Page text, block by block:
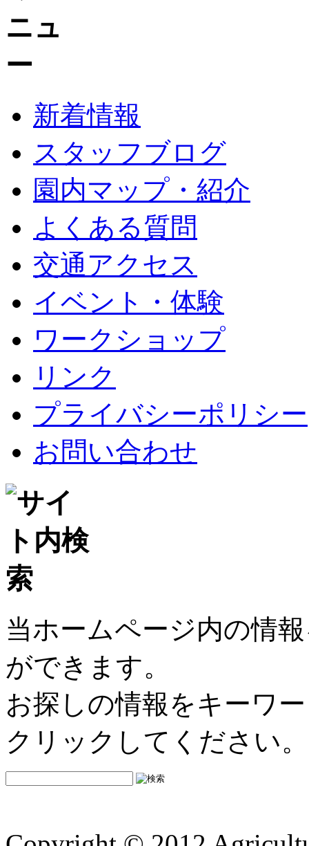
新着情報
スタッフブログ
園内マップ・紹介
よくある質問
交通アクセス
イベント・体験
ワークショップ
リンク
プライバシーポリシー
お問い合わせ
当ホームページ内の情
ができます。
お探しの情報をキーワ
クリックしてください。